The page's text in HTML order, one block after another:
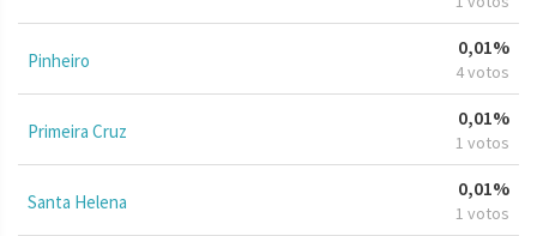
Pinheiro
0,01%
4 votos
Primeira Cruz
0,01%
1 votos
Santa Helena
0,01%
1 votos